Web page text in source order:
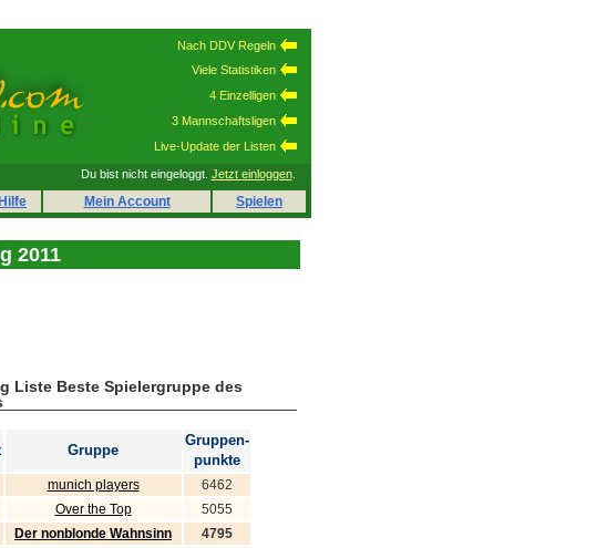
Nach DDV Regeln
Viele Statistiken
4 Einzelligen
3 Mannschaftsligen
Live-Update der Listen
Du bist nicht eingeloggt. Jetzt einloggen.
Hilfe Mein Account Spielen
2011
Liste Beste Spielergruppe des
Gruppe
Gruppen-
punkte
munich players
6462
Over the Top
5055
Der nonblonde Wahnsinn
4795